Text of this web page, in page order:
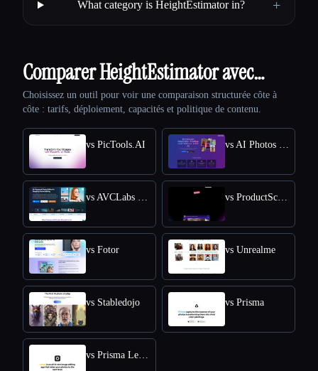
What category is HeightEstimator in? +
Comparer HeightEstimator avec…
Choisissez un outil pour voir une comparaison structurée côte à
côte : tarifs, déploiement, capacités et politique de contenu.
vs PicTools.AI vs AI Photos Editor
vs AVCLabs PhotoPro AI vs ProductScope AI
vs Fotor vs Unrealme
vs Stabledojo vs Prisma
vs Prisma Lensa